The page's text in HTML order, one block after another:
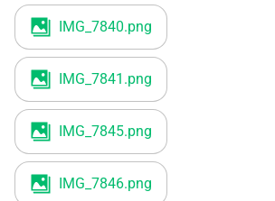
IMG_7840.png
IMG_7841 .png
IMG_7845.png
IMG_7846.png